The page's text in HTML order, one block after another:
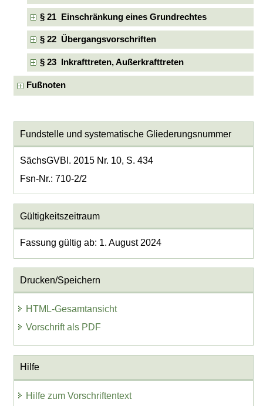
§ 21 Einschränkung eines Grundrechtes
§ 22 Übergangsvorschriften
§ 23 Inkrafttreten, Außerkrafttreten
Fußnoten
Fundstelle und systematische Gliederungsnummer
SächsGVBl. 2015 Nr. 10, S. 434
Fsn-Nr.: 710-2/2
Gültigkeitszeitraum
Fassung gültig ab: 1. August 2024
Drucken/Speichern
HTML-Gesamtansicht
Vorschrift als PDF
Hilfe
Hilfe zum Vorschriftentext